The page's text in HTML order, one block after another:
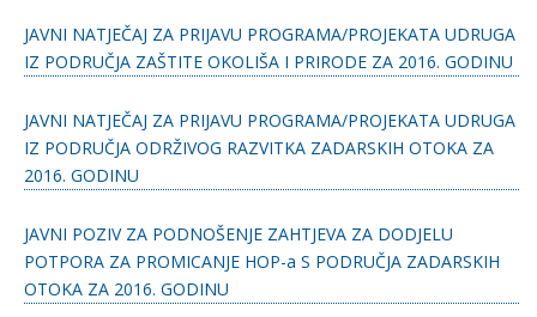
JAVNI NATJEČAJ ZA PRIJAVU PROGRAMA/PROJEKATA UDRUGA
IZ PODRUČJA ZAŠTITE OKOLIŠA I PRIRODE ZA 2016. GODINU
JAVNI NATJEČAJ ZA PRIJAVU PROGRAMA/PROJEKATA UDRUGA
IZ PODRUČJA ODRŽIVOG RAZVITKA ZADARSKIH OTOKA ZA
2016. GODINU
JAVNI POZIV ZA PODNOŠENJE ZAHTJEVA ZA DODJELU
POTPORA ZA PROMICANJE HOP-a S PODRUČJA ZADARSKIH
OTOKA ZA 2016. GODINU